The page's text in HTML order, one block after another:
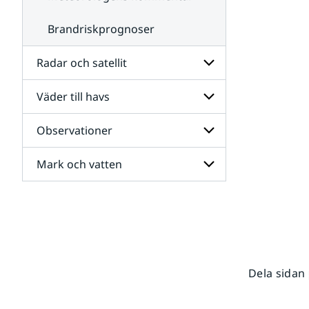
Brandriskprognoser
Radar och satellit
Undersidor
för
Radar
och
satellit
Väder till havs
Undersidor
för
Väder
till
havs
Observationer
Undersidor
för
Mark och vatten
Dela sidan